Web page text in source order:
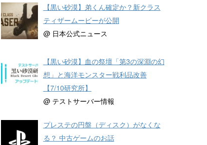
【黒い砂漠】弟くん確定か？新クラス
ティザームービーが公開
@ 日本公式ニュース
【黒い砂漠】血の祭壇「第3の深淵の幻
想」と海洋モンスター戦利品改善
【7/10研究所】
@ テストサーバー情報
プレステの円盤（ディスク）がなくな
る？ 中古ゲームのお話